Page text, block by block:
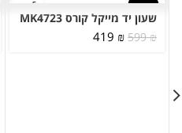
-30%
שעון יד מייקל קורס MK4723
599₪
המחיר
419 ₪
המחיר